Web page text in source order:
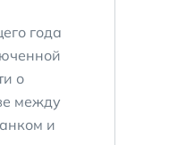
года
о
между
и